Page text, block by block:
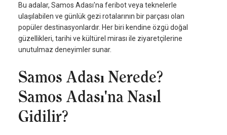
Bu adalar, Samos Adası'na feribot veya teknelerle
ulaşılabilen ve günlük gezi rotalarının bir parçası olan
popüler destinasyonlardır. Her biri kendine özgü doğal
güzellikleri, tarihi ve kültürel mirası ile ziyaretçilerine
unutulmaz deneyimler sunar.
Samos Adası Nerede?
Samos Adası'na Nasıl
Gidilir?